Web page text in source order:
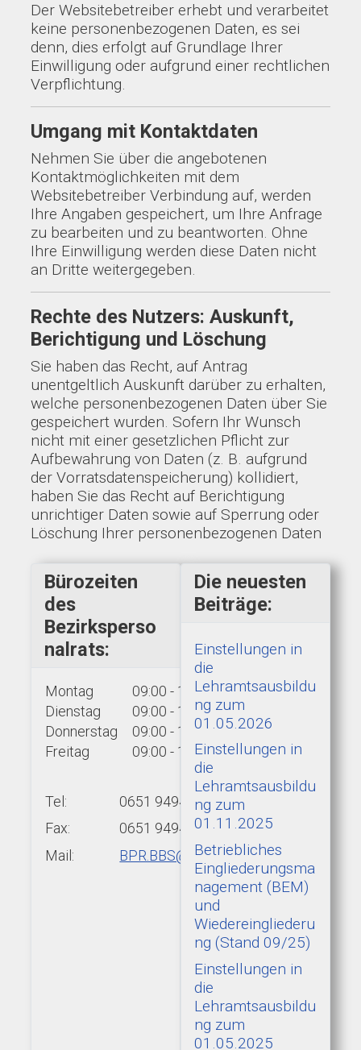
Der Websitebetreiber erhebt und verarbeitet
keine personenbezogenen Daten, es sei
denn, dies erfolgt auf Grundlage Ihrer
Einwilligung oder aufgrund einer rechtlichen
Verpflichtung.
Umgang mit Kontaktdaten
Nehmen Sie über die angebotenen
Kontaktmöglichkeiten mit dem
Websitebetreiber Verbindung auf, werden
Ihre Angaben gespeichert, um Ihre Anfrage
zu bearbeiten und zu beantworten. Ohne
Ihre Einwilligung werden diese Daten nicht
an Dritte weitergegeben.
Rechte des Nutzers: Auskunft,
Berichtigung und Löschung
Sie haben das Recht, auf Antrag
unentgeltlich Auskunft darüber zu erhalten,
welche personenbezogenen Daten über Sie
gespeichert wurden. Sofern Ihr Wunsch
nicht mit einer gesetzlichen Pflicht zur
Aufbewahrung von Daten (z. B. aufgrund
der Vorratsdatenspeicherung) kollidiert,
haben Sie das Recht auf Berichtigung
unrichtiger Daten sowie auf Sperrung oder
Löschung Ihrer personenbezogenen Daten
Bürozeiten
des
Bezirksperso
nalrats:
Montag
09:00 - 15:00 Uhr
Dienstag
09:00 - 15:00 Uhr
Donnerstag
09:00 - 15:00 Uhr
Freitag
09:00 - 13:00 Uhr
Tel:
0651 9494-439
Fax:
0651 9494-422
Mail:
BPR.BBS@add.rlp.de
Die neuesten
Beiträge:
Einstellungen in
die
Lehramtsausbildu
ng zum
01.05.2026
Einstellungen in
die
Lehramtsausbildu
ng zum
01.11.2025
Betriebliches
Eingliederungsma
nagement (BEM)
und
Wiedereingliederu
ng (Stand 09/25)
Einstellungen in
die
Lehramtsausbildu
ng zum
01.05.2025